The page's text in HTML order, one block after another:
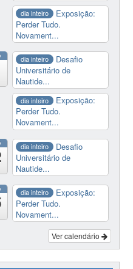
dia inteiro
Exposição:
Perder Tudo.
Novament...
dia inteiro
Desafio
Universitário de
Nautide...
dia inteiro
Exposição:
Perder Tudo.
Novament...
dia inteiro
Desafio
Universitário de
Nautide...
dia inteiro
Exposição:
Perder Tudo.
Novament...
Ver calendário